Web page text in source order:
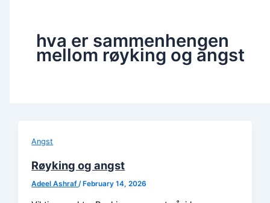
hva er sammenhengen
mellom røyking og angst
Angst
Røyking og angst
Adeel Ashraf /February 14, 2026